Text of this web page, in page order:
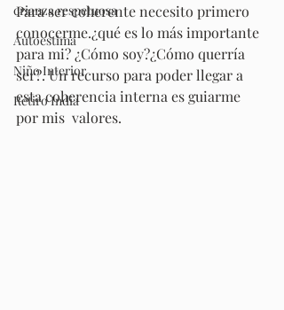
crianza respetuosa
Autoestima
Niño Interior
Retiro India
Para ser coherente necesito primero
conocerme.¿qué es lo más importante
para mi? ¿Cómo soy?¿Cómo querría
ser?. Un recurso para poder llegar a
esta coherencia interna es guiarme
por mis  valores.